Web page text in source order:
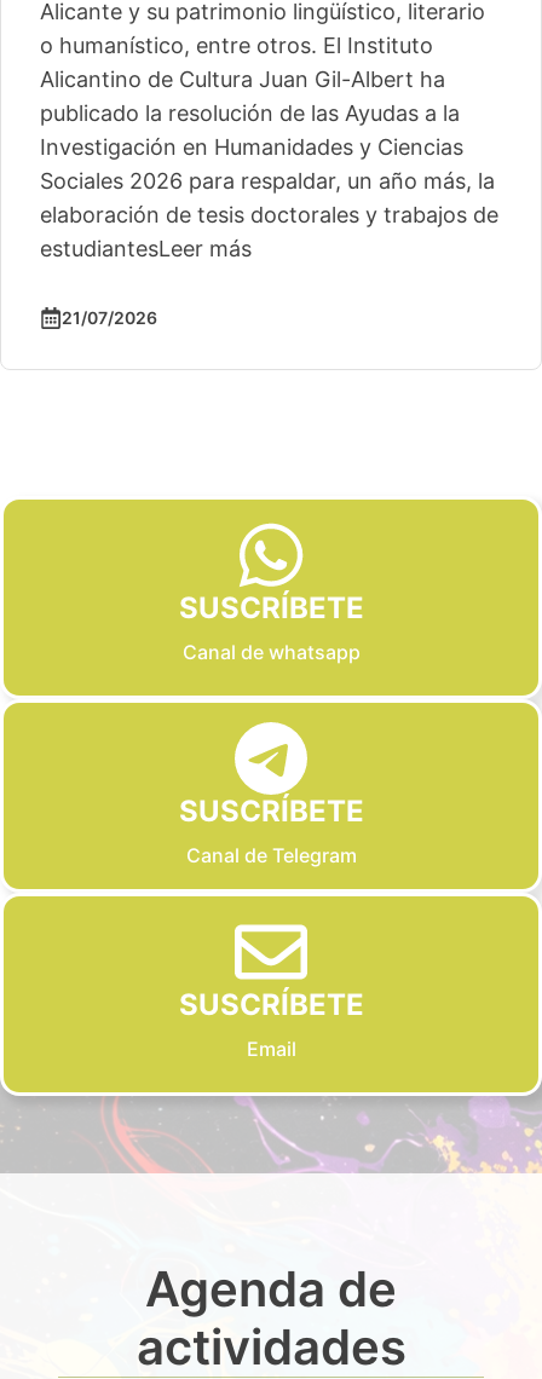
Alicante y su patrimonio lingüístico, literario
o humanístico, entre otros. El Instituto
Alicantino de Cultura Juan Gil-Albert ha
publicado la resolución de las Ayudas a la
Investigación en Humanidades y Ciencias
Sociales 2026 para respaldar, un año más, la
elaboración de tesis doctorales y trabajos de
estudiantesLeer más
21/07/2026
SUSCRÍBETE
Canal de whatsapp
SUSCRÍBETE
Canal de Telegram
SUSCRÍBETE
Email
Agenda de
actividades